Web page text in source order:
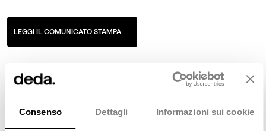
Consenso Dettagli Informazioni sui cookie
LEGGI IL COMUNICATO STAMPA